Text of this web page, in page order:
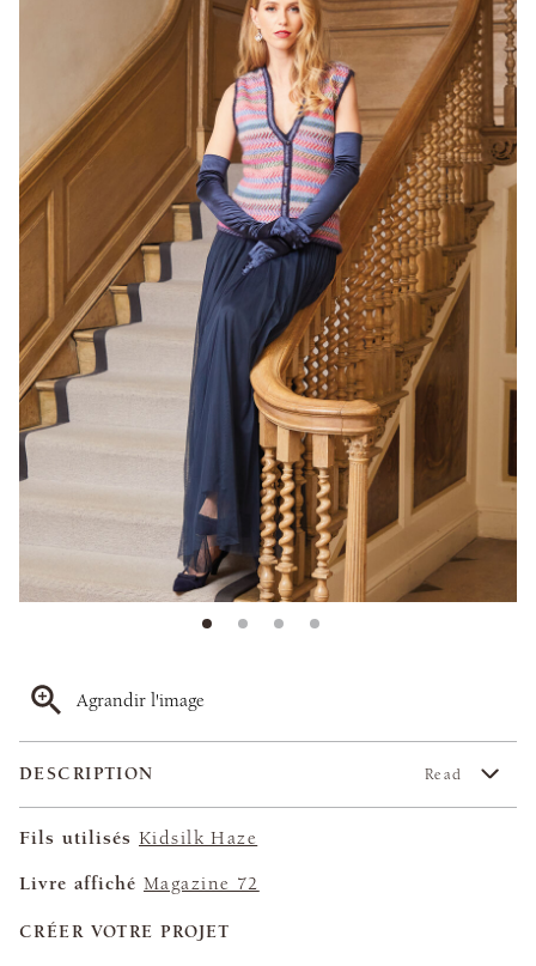
Agrandir l'image
DESCRIPTION Read
Fils utilisés Kidsilk Haze
Livre affiché Magazine 72
CRÉER VOTRE PROJET